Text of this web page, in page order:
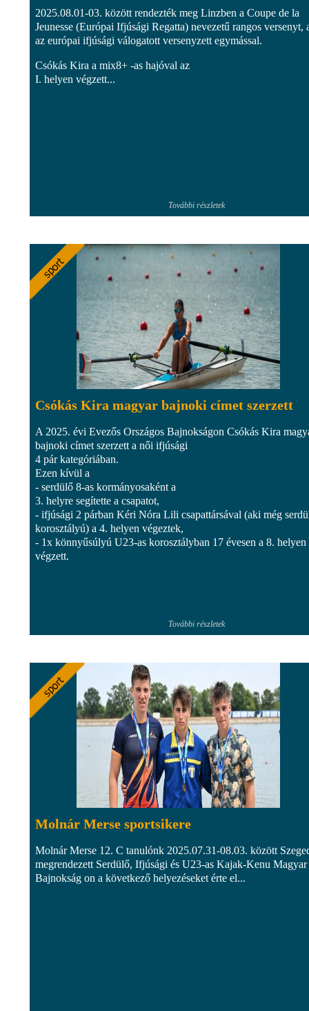
2025.08.01-03. között rendezték meg Linzben a Coupe de la
Jeunesse (Európai Ifjúsági Regatta) nevezetű rangos versenyt,
az európai ifjúsági válogatott versenyzett egymással.
Csókás Kira a mix8+ -as hajóval az
I. helyen végzett...
További részletek
Csókás Kira magyar bajnoki címet szerzett
A 2025. évi Evezős Országos Bajnokságon Csókás Kira
bajnoki címet szerzett a női ifjúsági
4 pár kategóriában.
Ezen kívül a
- serdülő 8-as kormányosaként a
3. helyre segítette a csapatot,
- ifjúsági 2 párban Kéri Nóra Lili csapattársával (aki még
korosztályú) a 4. helyen végeztek,
- 1x könnyűsúlyú U23-as korosztályban 17 évesen a 8. helyen
végzett.
További részletek
Molnár Merse sportsikere
Molnár Merse 12. C tanulónk 2025.07.31-08.03. között
megrendezett Serdülő, Ifjúsági és U23-as Kajak-Kenu Magyar
Bajnokság on a következő helyezéseket érte el...